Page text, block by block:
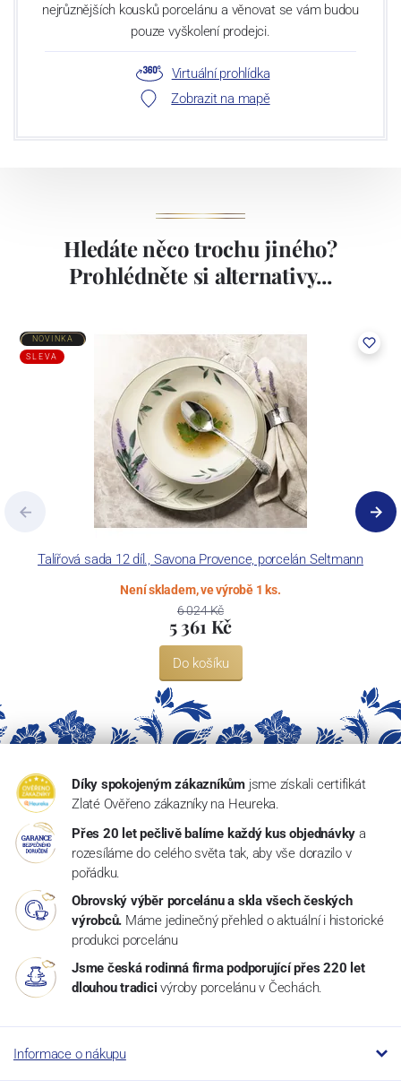
nejrůznějších kousků porcelánu a věnovat se vám budou
pouze vyškolení prodejci.
Virtuální prohlídka
Zobrazit na mapě
Hledáte něco trochu jiného?
Prohlédněte si alternativy...
Talířová sada 12 díl., Savona Provence, porcelán Seltmann
NOVINKA
SLEVA
Není skladem, ve výrobě 1 ks.
6 024 Kč
5 361 Kč
Do košíku
Díky spokojeným zákazníkům jsme získali certifikát
Zlaté Ověřeno zákazníky na Heureka.
Přes 20 let pečlivě balíme každý kus objednávky a
rozesíláme do celého světa tak, aby vše dorazilo v
pořádku.
Obrovský výběr porcelánu a skla všech českých
výrobců. Máme jedinečný přehled o aktuální i historické
produkci porcelánu
Jsme česká rodinná firma podporující přes 220 let
dlouhou tradici výroby porcelánu v Čechách.
Informace o nákupu